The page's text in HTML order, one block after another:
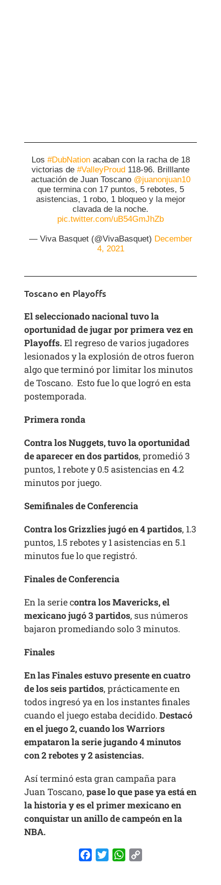
Los #DubNationacaban con la racha de 18
victorias de #ValleyProud 118-96. Brilllante
actuación de Juan Toscano @juanonjuan10
que termina con 17 puntos, 5 rebotes, 5
asistencias, 1 robo, 1 bloqueo y la mejor
clavada de la noche.
pic.twitter.com/uB54GmJhZb
— Viva Basquet (@VivaBasquet) December
4, 2021
Toscano en Playoffs
El seleccionado nacional tuvo la
oportunidad de jugar por primera vez en
Playoffs. El regreso de varios jugadores
lesionados y la explosión de otros fueron
algo que terminó por limitar los minutos
de Toscano. Esto fue lo que logró en esta
postemporada.
Primera ronda
Contra los Nuggets, tuvo la oportunidad
de aparecer en dos partidos, promedió 3
puntos, 1 rebote y 0.5 asistencias en 4.2
minutos por juego.
Semifinales de Conferencia
Contra los Grizzlies jugó en 4 partidos, 1.3
puntos, 1.5 rebotes y 1 asistencias en 5.1
minutos fue lo que registró.
Finales de Conferencia
En la serie contra los Mavericks, el
mexicano jugó 3 partidos, sus números
bajaron promediando solo 3 minutos.
Finales
En las Finales estuvo presente en cuatro
de los seis partidos, prácticamente en
todos ingresó ya en los instantes finales
cuando el juego estaba decidido.Destacó
en el juego 2, cuando los Warriors
empataron la serie jugando 4 minutos
con 2 rebotes y 2 asistencias.
Así terminó esta gran campaña para
Juan Toscano,pase lo que pase ya está en
la historia y es el primer mexicano en
conquistar un anillo de campeón en la
NBA.
FacebookTwitterWhatsApp